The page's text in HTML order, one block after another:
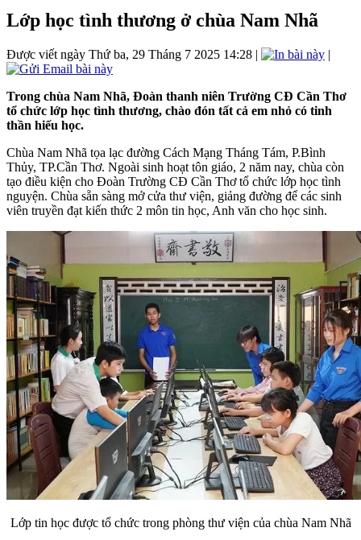
Lớp học tình thương ở chùa Nam Nhã
Được viết ngày Thứ ba, 29 Tháng 7 2025 14:28 | |
Trong chùa Nam Nhã, Đoàn thanh niên Trường CĐ Cần Thơ
tổ chức lớp học tình thương, chào đón tất cả em nhỏ có tinh
thần hiếu học.
Chùa Nam Nhã tọa lạc đường Cách Mạng Tháng Tám, P.Bình
Thủy, TP.Cần Thơ. Ngoài sinh hoạt tôn giáo, 2 năm nay, chùa còn
tạo điều kiện cho Đoàn Trường CĐ Cần Thơ tổ chức lớp học tình
nguyện. Chùa sẵn sàng mở cửa thư viện, giảng đường để các sinh
viên truyền đạt kiến thức 2 môn tin học, Anh văn cho học sinh.
Lớp tin học được tổ chức trong phòng thư viện của chùa Nam Nhã